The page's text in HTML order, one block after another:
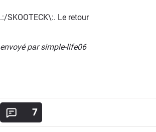
.:/SKOOTECK\:. Le retour
envoyé parsimple-life06
7